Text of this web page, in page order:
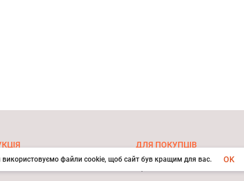
ДЛЯ ПОКУПЦІВ
використовуємо файли cookie, щоб сайт був кращим для вас. OK